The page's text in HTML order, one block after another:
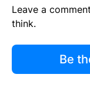
Leave a
think.
Be